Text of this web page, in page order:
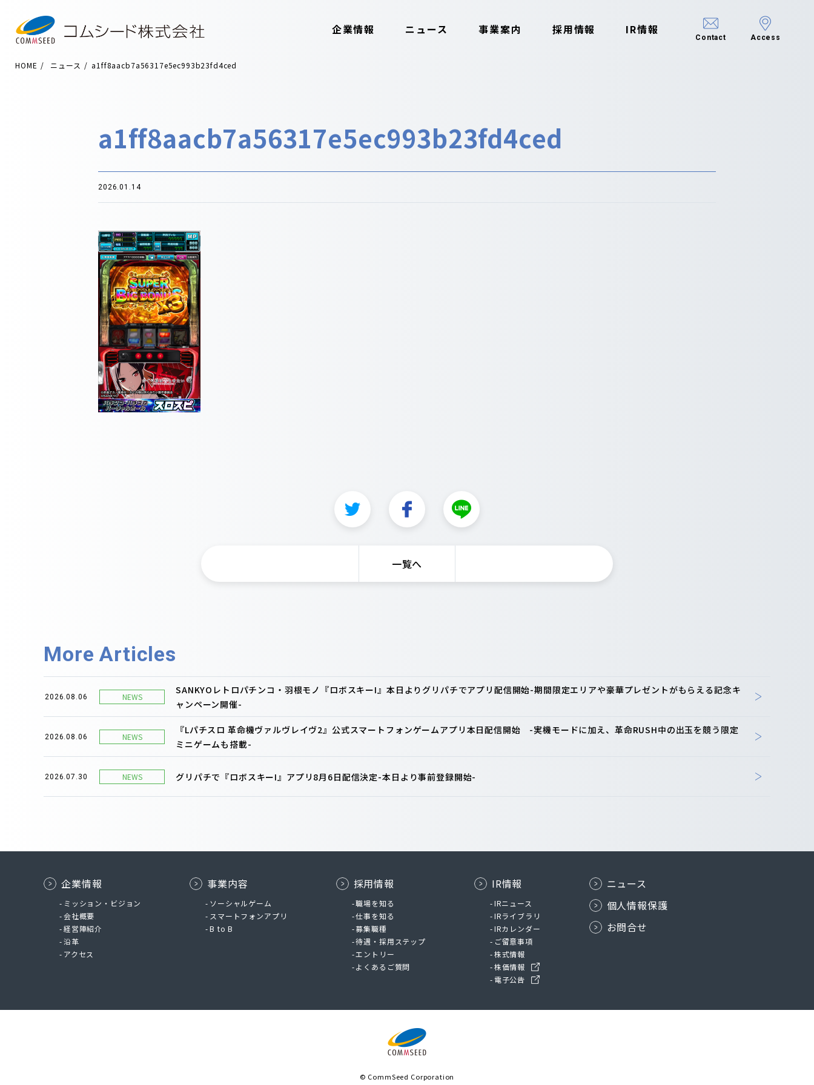
企業情報 ニュース 事業案内 採用情報 IR情報
Contact Access
HOME ニュース a1ff8aacb7a56317e5ec993b23fd4ced
a1ff8aacb7a56317e5ec993b23fd4ced
2026.01.14
一覧へ
More Articles
2026.08.06 NEWS
SANKYOレトロパチンコ・羽根モノ『ロボスキーI』本日よりグリパチでアプリ配信開始-期間限定エリアや豪華プレゼントがもらえる記念キ
ャンペーン開催-
2026.08.06 NEWS
『Lパチスロ 革命機ヴァルヴレイヴ2』公式スマートフォンゲームアプリ本日配信開始 -実機モードに加え、革命RUSH中の出玉を競う限定
ミニゲームも搭載-
2026.07.30 NEWS グリパチで『ロボスキーI』アプリ8月6日配信決定-本日より事前登録開始-
企業情報
ミッション・ビジョン
会社概要
経営陣紹介
沿革
アクセス
事業内容
ソーシャルゲーム
スマートフォンアプリ
B to B
採用情報
職場を知る
仕事を知る
募集職種
待遇・採用ステップ
エントリー
よくあるご質問
IR情報
IRニュース
IRライブラリ
IRカレンダー
ご留意事項
株式情報
株価情報
電子公告
ニュース
個人情報保護
お問合せ
© CommSeed Corporation